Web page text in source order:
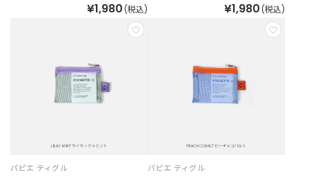
¥1,980 (税込) ¥1,980 (税込)
パピエ ティグル パピエ ティグル